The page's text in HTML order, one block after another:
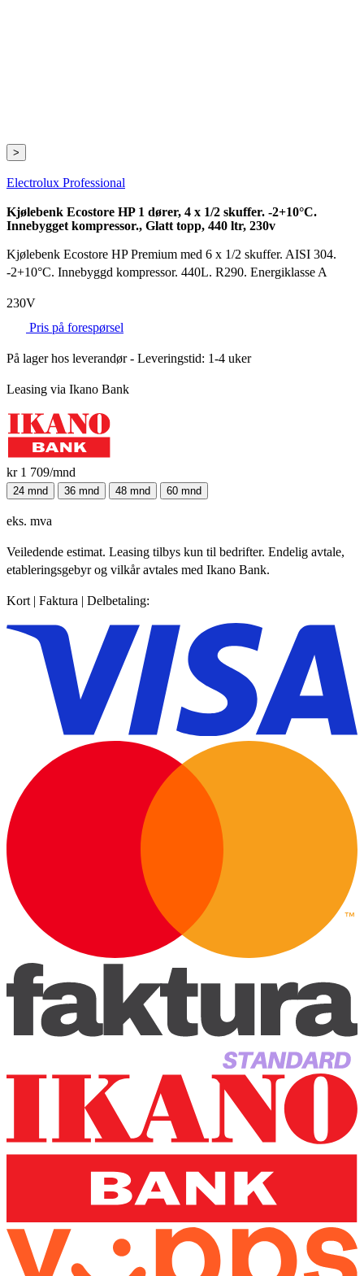
>
Electrolux Professional
Kjølebenk Ecostore HP 1 dører, 4 x 1/2 skuffer. -2+10°C.
Innebygget kompressor., Glatt topp, 440 ltr, 230v
Kjølebenk Ecostore HP Premium med 6 x 1/2 skuffer. AISI 304.
-2+10°C. Innebyggd kompressor. 440L. R290. Energiklasse A
230V
Pris på forespørsel
På lager hos leverandør- Leveringstid: 1-4 uker
Leasing via Ikano Bank
kr 1 709/mnd
24 mnd 36 mnd 48 mnd 60 mnd
eks. mva
Veiledende estimat. Leasing tilbys kun til bedrifter. Endelig avtale,
etableringsgebyr og vilkår avtales med Ikano Bank.
Kort | Faktura | Delbetaling: